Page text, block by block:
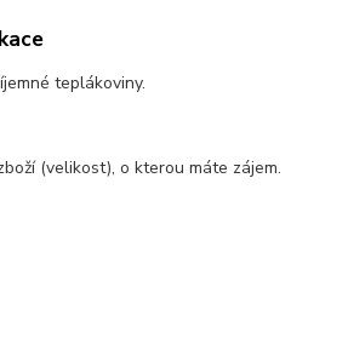
teplákoviny.
(velikost), o kterou máte zájem.